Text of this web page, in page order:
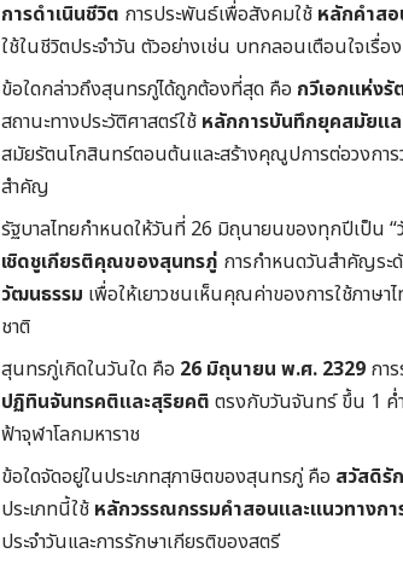
การดำเนินชีวิต การประพันธ์เพื่อสังคมใช้ หลักคำสอ
ใช้ในชีวิตประจำวัน ตัวอย่างเช่น บทกลอนเตือนใจเรื่
ข้อใดกล่าวถึงสุนทรภู่ได้ถูกต้องที่สุด คือ กวีเอกแห่งรั
สถานะทางประวัติศาสตร์ใช้ หลักการบันทึกยุคสมัยแล
สมัยรัตนโกสินทร์ตอนต้นและสร้างคุณูปการต่อวงกา
สำคัญ
รัฐบาลไทยกำหนดให้วันที่ 26 มิถุนายนของทุกปีเป็น
เชิดชูเกียรติคุณของสุนทรภู่ การกำหนดวันสำคัญระ
วัฒนธรรม เพื่อให้เยาวชนเห็นคุณค่าของการใช้ภา
ชาติ
สุนทรภู่เกิดในวันใด คือ 26 มิถุนายน พ.ศ. 2329 กา
ปฏิทินจันทรคติและสุริยคติ ตรงกับวันจันทร์ ขึ้น 1 ค่
ฟ้าจุฬาโลกมหาราช
ข้อใดจัดอยู่ในประเภทสุภาษิตของสุนทรภู่ คือ สวัสดิรั
ประเภทนี้ใช้ หลักวรรณกรรมคำสอนและแนวทางก
ประจำวันและการรักษาเกียรติของสตรี